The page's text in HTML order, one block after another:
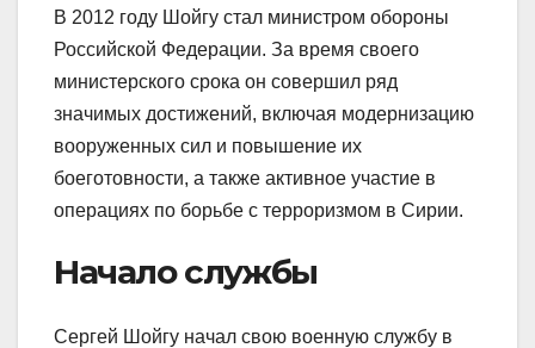
В 2012 году Шойгу стал министром обороны
Российской Федерации. За время своего
министерского срока он совершил ряд
значимых достижений, включая модернизацию
вооруженных сил и повышение их
боеготовности, а также активное участие в
операциях по борьбе с терроризмом в Сирии.
Начало службы
Сергей Шойгу начал свою военную службу в